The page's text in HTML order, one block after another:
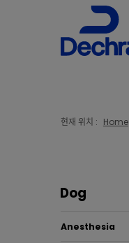
현재 위치 : Home
Dog
Anesthesia